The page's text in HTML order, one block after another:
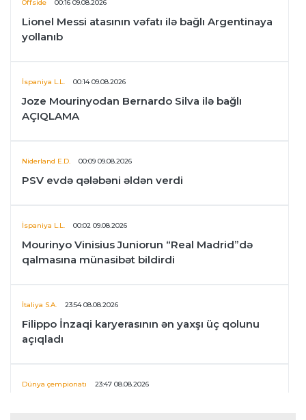
Offside 00:16 09.08.2026
Lionel Messi atasının vəfatı ilə bağlı Argentinaya
yollanıb
İspaniya L.L. 00:14 09.08.2026
Joze Mourinyodan Bernardo Silva ilə bağlı
AÇIQLAMA
Niderland E.D. 00:09 09.08.2026
PSV evdə qələbəni əldən verdi
İspaniya L.L. 00:02 09.08.2026
Mourinyo Vinisius Juniorun “Real Madrid”də
qalmasına münasibət bildirdi
İtaliya S.A. 23:54 08.08.2026
Filippo İnzaqi karyerasının ən yaxşı üç qolunu
açıqladı
Dünya çempionatı 23:47 08.08.2026